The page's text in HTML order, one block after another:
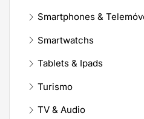
Smartphones &
Smartwatchs
Tablets & Ipads
Turismo
TV & Audio